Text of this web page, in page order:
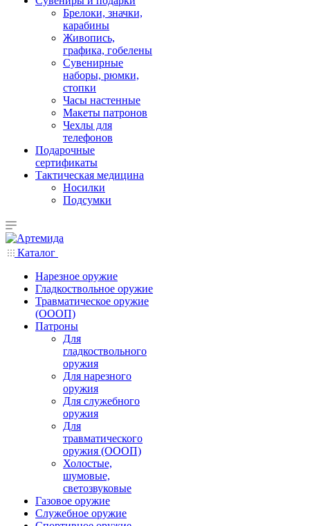
Брелоки, значки,
карабины
Живопись,
графика, гобелены
Сувенирные
наборы, рюмки,
стопки
Часы настенные
Макеты патронов
Чехлы для
телефонов
Подарочные
сертификаты
Тактическая медицина
Носилки
Подсумки
Каталог
Нарезное оружие
Гладкоствольное оружие
Травматическое оружие
(ОООП)
Патроны
Для
гладкоствольного
оружия
Для нарезного
оружия
Для служебного
оружия
Для
травматического
оружия (ОООП)
Холостые,
шумовые,
светозвуковые
Газовое оружие
Служебное оружие